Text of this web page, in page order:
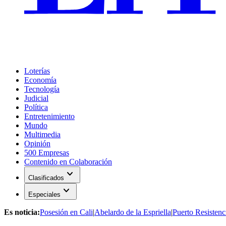
Loterías
Economía
Tecnología
Judicial
Política
Entretenimiento
Mundo
Multimedia
Opinión
500 Empresas
Contenido en Colaboración
Clasificados expand_more
Especiales expand_more
Es noticia:Posesión en Cali|Abelardo de la Espriella|Puerto